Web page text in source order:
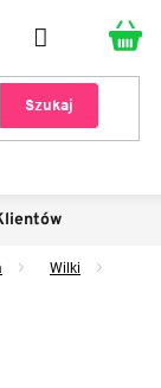
Szukaj
Wilki